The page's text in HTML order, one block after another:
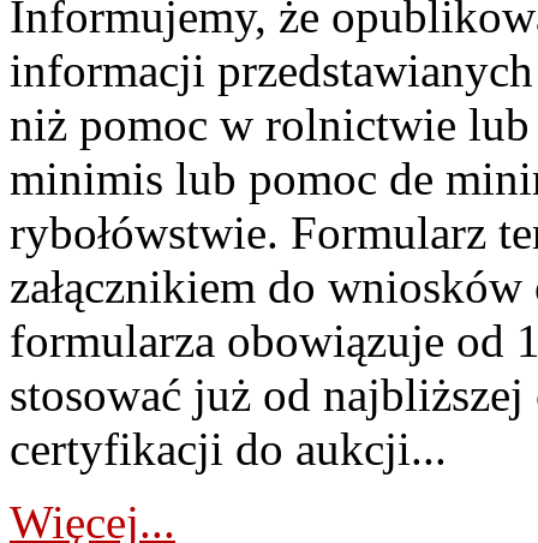
Informujemy, że
informacji
niż pomoc w rolnictwie lub
minimis lub pomoc de
rybołówstwie. Formularz
załącznikiem do
formularza obowiązuje od
stosować już od
certyfikacji do aukcji...
Więcej...